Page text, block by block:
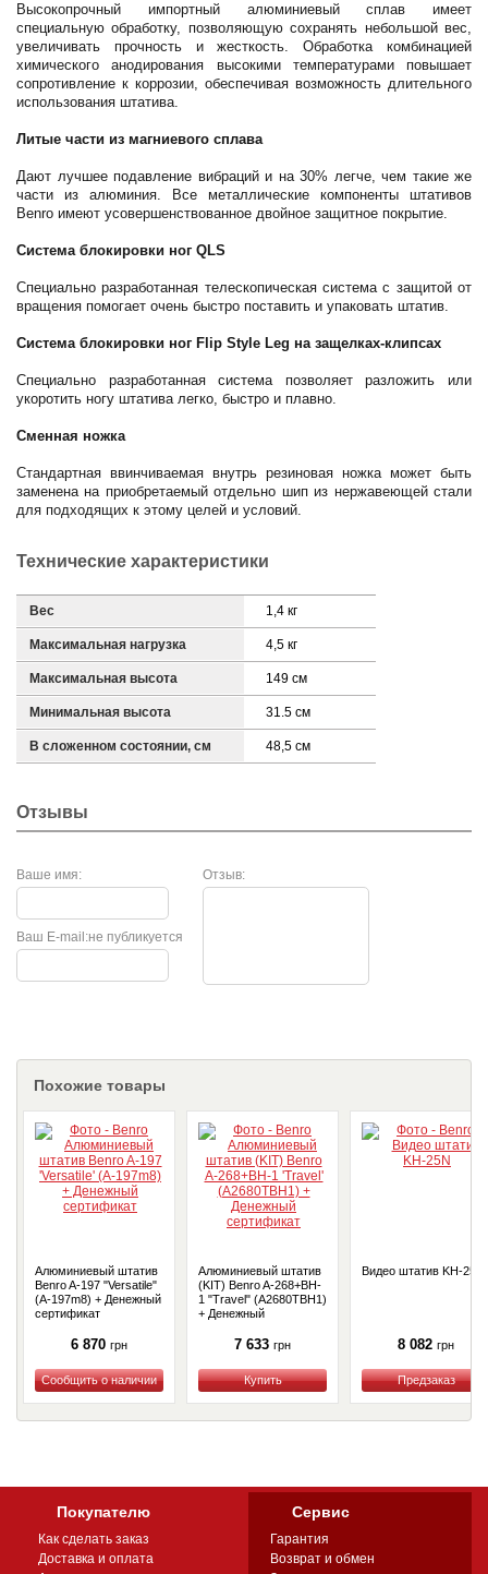
Высокопрочный импортный алюминиевый сплав имеет
специальную обработку, позволяющую сохранять небольшой вес,
увеличивать прочность и жесткость. Обработка комбинацией
химического анодирования высокими температурами повышает
сопротивление к коррозии, обеспечивая возможность длительного
использования штатива.
Литые части из магниевого сплава
Дают лучшее подавление вибраций и на 30% легче, чем такие же
части из алюминия. Все металлические компоненты штативов
Benro имеют усовершенствованное двойное защитное покрытие.
Система блокировки ног QLS
Специально разработанная телескопическая система с защитой от
вращения помогает очень быстро поставить и упаковать штатив.
Система блокировки ног Flip Style Leg на защелках-клипсах
Специально разработанная система позволяет разложить или
укоротить ногу штатива легко, быстро и плавно.
Сменная ножка
Стандартная ввинчиваемая внутрь резиновая ножка может быть
заменена на приобретаемый отдельно шип из нержавеющей стали
для подходящих к этому целей и условий.
Технические характеристики
Вес 1,4 кг
Максимальная нагрузка 4,5 кг
Максимальная высота 149 см
Минимальная высота 31.5 см
В сложенном состоянии, см 48,5 см
Отзывы
Ваше имя: Отзыв:
не публикуется
Ваш E-mail:
Похожие товары
Алюминиевый штатив
Benro A-197 "Versatile"
(A-197m8) + Денежный
сертификат
6 870 грн
Купить
Алюминиевый штатив
(KIT) Benro A-268+BH-
1 "Travel" (A2680TBH1)
+ Денежный
7 633 грн
Купить
Видео штатив KH-25N
8 082 грн
Купить
Покупателю
Как сделать заказ
Доставка и оплата
Сервис
Гарантия
Возврат и обмен